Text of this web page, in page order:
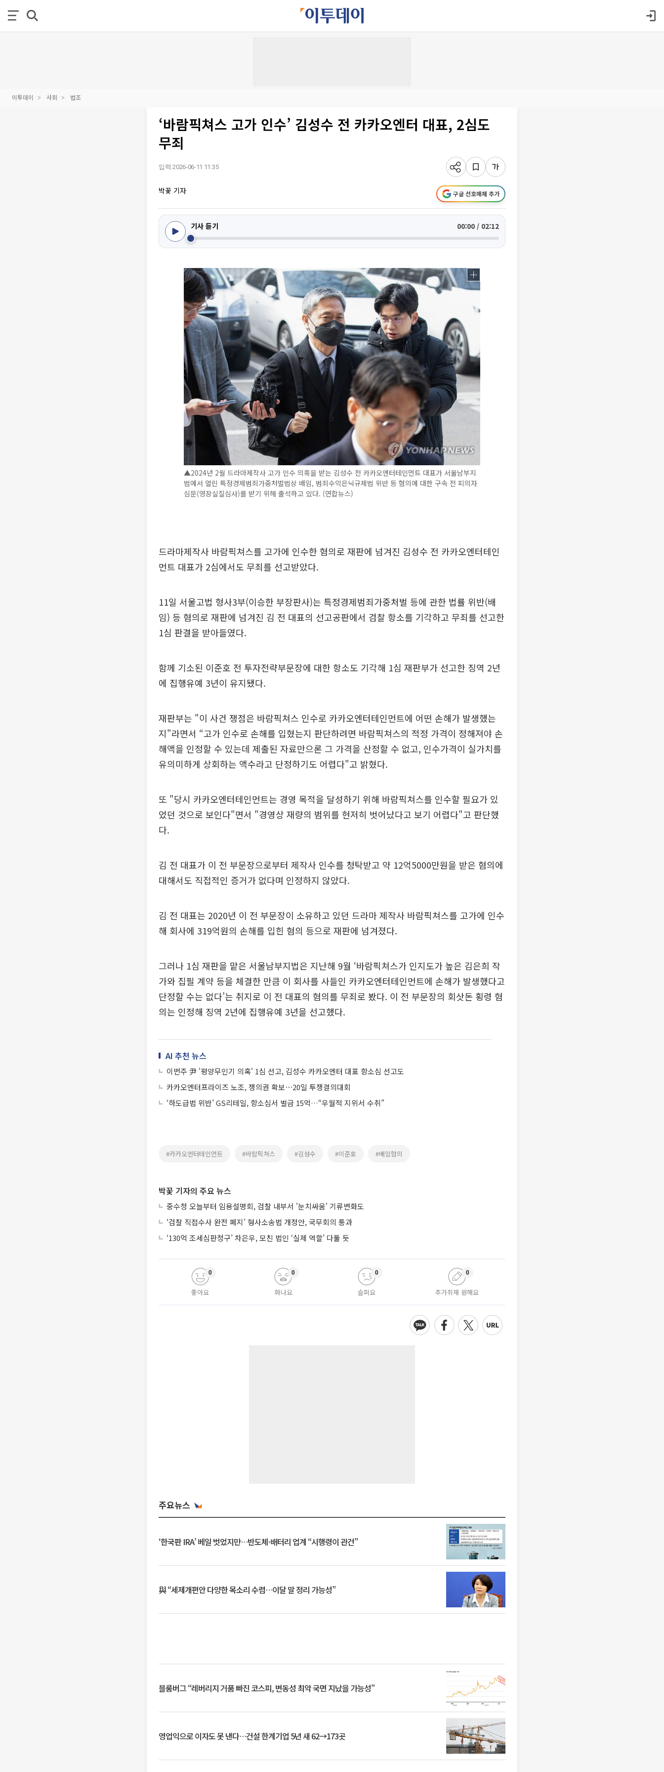
이투데이 사회 법조
‘바람픽쳐스 고가 인수’ 김성수 전 카카오엔터 대표, 2심도
무죄
입력 2026-06-11 11:35
박꽃 기자 구글 선호매체 추가
기사 듣기 00:00 / 02:12
▲2024년 2월 드라마제작사 고가 인수 의혹을 받는 김성수 전 카카오엔터테인먼트 대표가 서울남부지
법에서 열린 특정경제범죄가중처벌법상 배임, 범죄수익은닉규제법 위반 등 혐의에 대한 구속 전 피의자
심문(영장실질심사)를 받기 위해 출석하고 있다. (연합뉴스)
드라마제작사 바람픽쳐스를 고가에 인수한 혐의로 재판에 넘겨진 김성수 전 카카오엔터테인
먼트 대표가 2심에서도 무죄를 선고받았다.
11일 서울고법 형사3부(이승한 부장판사)는 특정경제범죄가중처벌 등에 관한 법률 위반(배
임) 등 혐의로 재판에 넘겨진 김 전 대표의 선고공판에서 검찰 항소를 기각하고 무죄를 선고한
1심 판결을 받아들였다.
함께 기소된 이준호 전 투자전략부문장에 대한 항소도 기각해 1심 재판부가 선고한 징역 2년
에 집행유예 3년이 유지됐다.
재판부는 "이 사건 쟁점은 바람픽쳐스 인수로 카카오엔터테인먼트에 어떤 손해가 발생했는
지"라면서 “고가 인수로 손해를 입혔는지 판단하려면 바람픽쳐스의 적정 가격이 정해져야 손
해액을 인정할 수 있는데 제출된 자료만으론 그 가격을 산정할 수 없고, 인수가격이 실가치를
유의미하게 상회하는 액수라고 단정하기도 어렵다"고 밝혔다.
또 "당시 카카오엔터테인먼트는 경영 목적을 달성하기 위해 바람픽쳐스를 인수할 필요가 있
었던 것으로 보인다"면서 "경영상 재량의 범위를 현저히 벗어났다고 보기 어렵다"고 판단했
다.
김 전 대표가 이 전 부문장으로부터 제작사 인수를 청탁받고 약 12억5000만원을 받은 혐의에
대해서도 직접적인 증거가 없다며 인정하지 않았다.
김 전 대표는 2020년 이 전 부문장이 소유하고 있던 드라마 제작사 바람픽쳐스를 고가에 인수
해 회사에 319억원의 손해를 입힌 혐의 등으로 재판에 넘겨졌다.
그러나 1심 재판을 맡은 서울남부지법은 지난해 9월 ‘바람픽쳐스가 인지도가 높은 김은희 작
가와 집필 계약 등을 체결한 만큼 이 회사를 사들인 카카오엔터테인먼트에 손해가 발생했다고
단정할 수는 없다’는 취지로 이 전 대표의 혐의를 무죄로 봤다. 이 전 부문장의 회삿돈 횡령 혐
의는 인정해 징역 2년에 집행유예 3년을 선고했다.
AI 추천 뉴스
이번주 尹 '평양무인기 의혹' 1심 선고, 김성수 카카오엔터 대표 항소심 선고도
카카오엔터프라이즈 노조, 쟁의권 확보⋯20일 투쟁결의대회
‘하도급법 위반’ GS리테일, 항소심서 벌금 15억…“우월적 지위서 수취”
#카카오엔터테인먼트 #바람픽쳐스 #김성수 #이준호 #배임혐의
박꽃 기자의 주요 뉴스
중수청 오늘부터 임용설명회, 검찰 내부서 '눈치싸움' 기류변화도
‘검찰 직접수사 완전 폐지’ 형사소송법 개정안, 국무회의 통과
‘130억 조세심판청구’ 차은우, 모친 법인 ‘실제 역할’ 다툴 듯
좋아요
0
화나요
0
슬퍼요
0
추가취재 원해요
0
주요뉴스
‘한국판 IRA’ 베일 벗었지만…반도체·배터리 업계 “시행령이 관건”
與 “세제개편안 다양한 목소리 수렴…이달 말 정리 가능성”
블룸버그 “레버리지 거품 빠진 코스피, 변동성 최악 국면 지났을 가능성”
영업익으로 이자도 못 낸다…건설 한계기업 5년 새 62→173곳